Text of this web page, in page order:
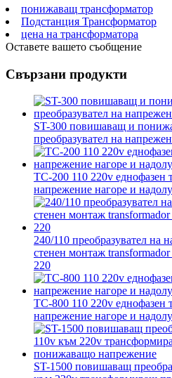
понижаващ трансформатор
Подстанция Трансформатор
цена на трансформатора
Оставете вашето съобщение
Свързани продукти
ST-300 повишаващ и
преобразувател на
TC-200 110 220v еднофазен
напрежение нагоре и надолу
240/110 преобразувател на
стенен монтаж
220
TC-800 110 220v еднофазен
напрежение нагоре и надолу
ST-1500 повишаващ